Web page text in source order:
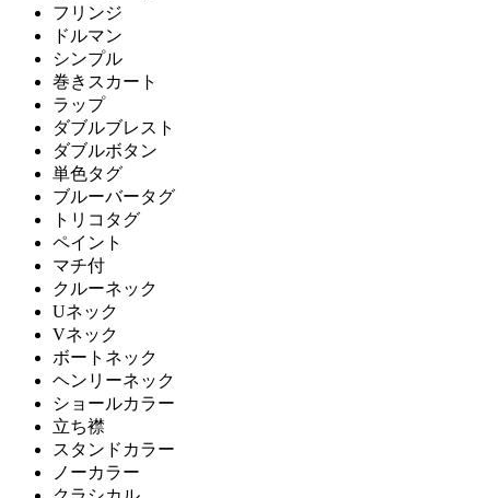
フリンジ
ドルマン
シンプル
巻きスカート
ラップ
ダブルブレスト
ダブルボタン
単色タグ
ブルーバータグ
トリコタグ
ペイント
マチ付
クルーネック
Uネック
Vネック
ボートネック
ヘンリーネック
ショールカラー
立ち襟
スタンドカラー
ノーカラー